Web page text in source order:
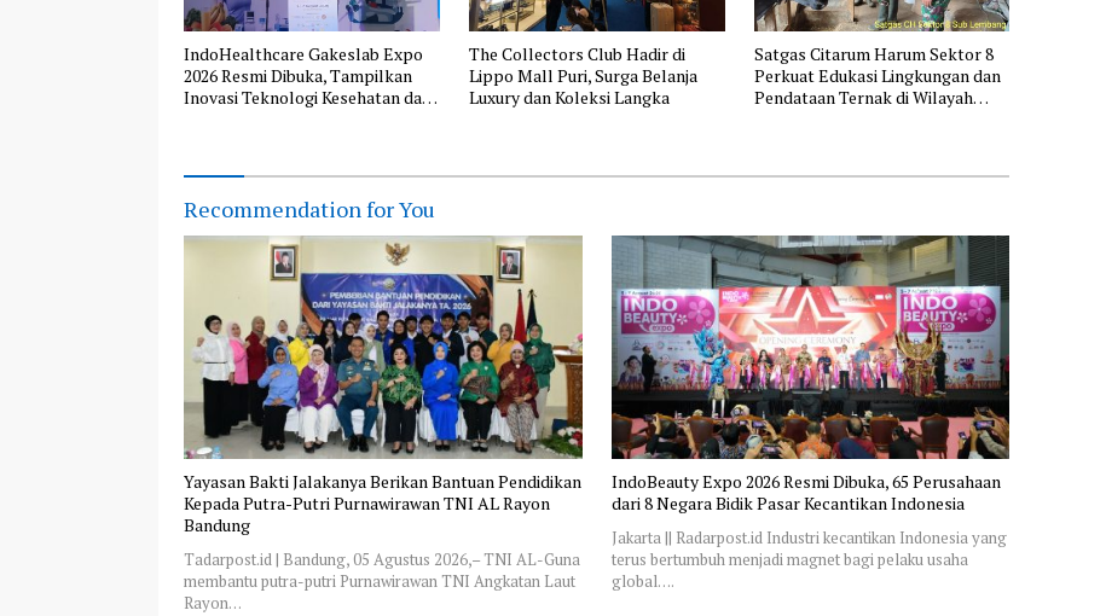
IndoHealthcare Gakeslab Expo
2026 Resmi Dibuka, Tampilkan
Inovasi Teknologi Kesehatan dari
The Collectors Club Hadir di
Lippo Mall Puri, Surga Belanja
Luxury dan Koleksi Langka
Satgas Citarum Harum Sektor 8
Perkuat Edukasi Lingkungan dan
Pendataan Ternak di Wilayah
Recommendation for You
Yayasan Bakti Jalakanya Berikan Bantuan Pendidikan
Kepada Putra-Putri Purnawirawan TNI AL Rayon
Bandung
Tadarpost.id | Bandung, 05 Agustus 2026,– TNI AL-Guna
membantu putra-putri Purnawirawan TNI Angkatan Laut
Rayon…
IndoBeauty Expo 2026 Resmi Dibuka, 65 Perusahaan
dari 8 Negara Bidik Pasar Kecantikan Indonesia
Jakarta || Radarpost.id Industri kecantikan Indonesia yang
terus bertumbuh menjadi magnet bagi pelaku usaha
global….